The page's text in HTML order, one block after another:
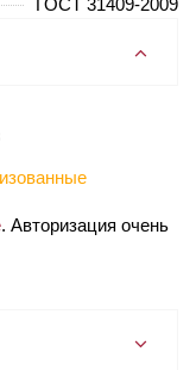
ГОСТ 31409-2009
. Авторизация очень